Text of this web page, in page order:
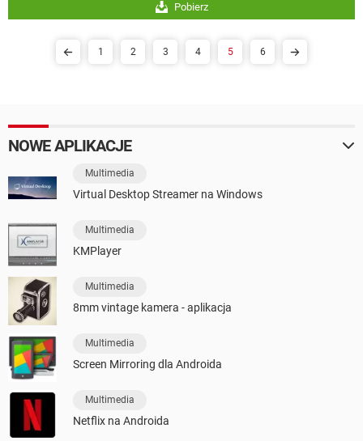
Pobierz
1 2 3 4 5 6
NOWE APLIKACJE
Multimedia
Virtual Desktop Streamer na Windows
Multimedia
KMPlayer
Multimedia
8mm vintage kamera - aplikacja
Multimedia
Screen Mirroring dla Androida
Multimedia
Netflix na Androida